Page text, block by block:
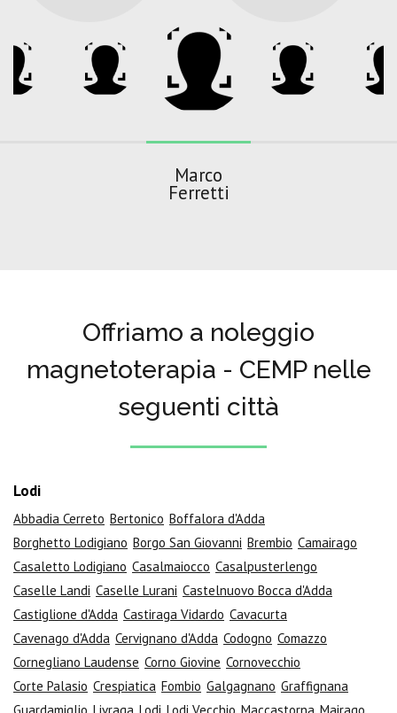
Marco
Ferretti
Offriamo a noleggio
magnetoterapia - CEMP nelle
seguenti città
Lodi
Abbadia Cerreto Bertonico Boffalora d'Adda
Borghetto Lodigiano Borgo San Giovanni Brembio Camairago
Casaletto Lodigiano Casalmaiocco Casalpusterlengo
Caselle Landi Caselle Lurani Castelnuovo Bocca d'Adda
Castiglione d'Adda Castiraga Vidardo Cavacurta
Cavenago d'Adda Cervignano d'Adda Codogno Comazzo
Cornegliano Laudense Corno Giovine Cornovecchio
Corte Palasio Crespiatica Fombio Galgagnano Graffignana